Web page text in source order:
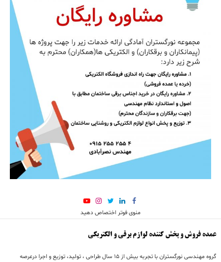
منوی فوتر اختصاص دهید
عمده فروش و پخش کننده لوازم برقی و الکتریکی
گروه مهندسی نورگستران با تجربه بيش از 15 سال طراحی ، تولید، توزیع و اجرا درعرصه